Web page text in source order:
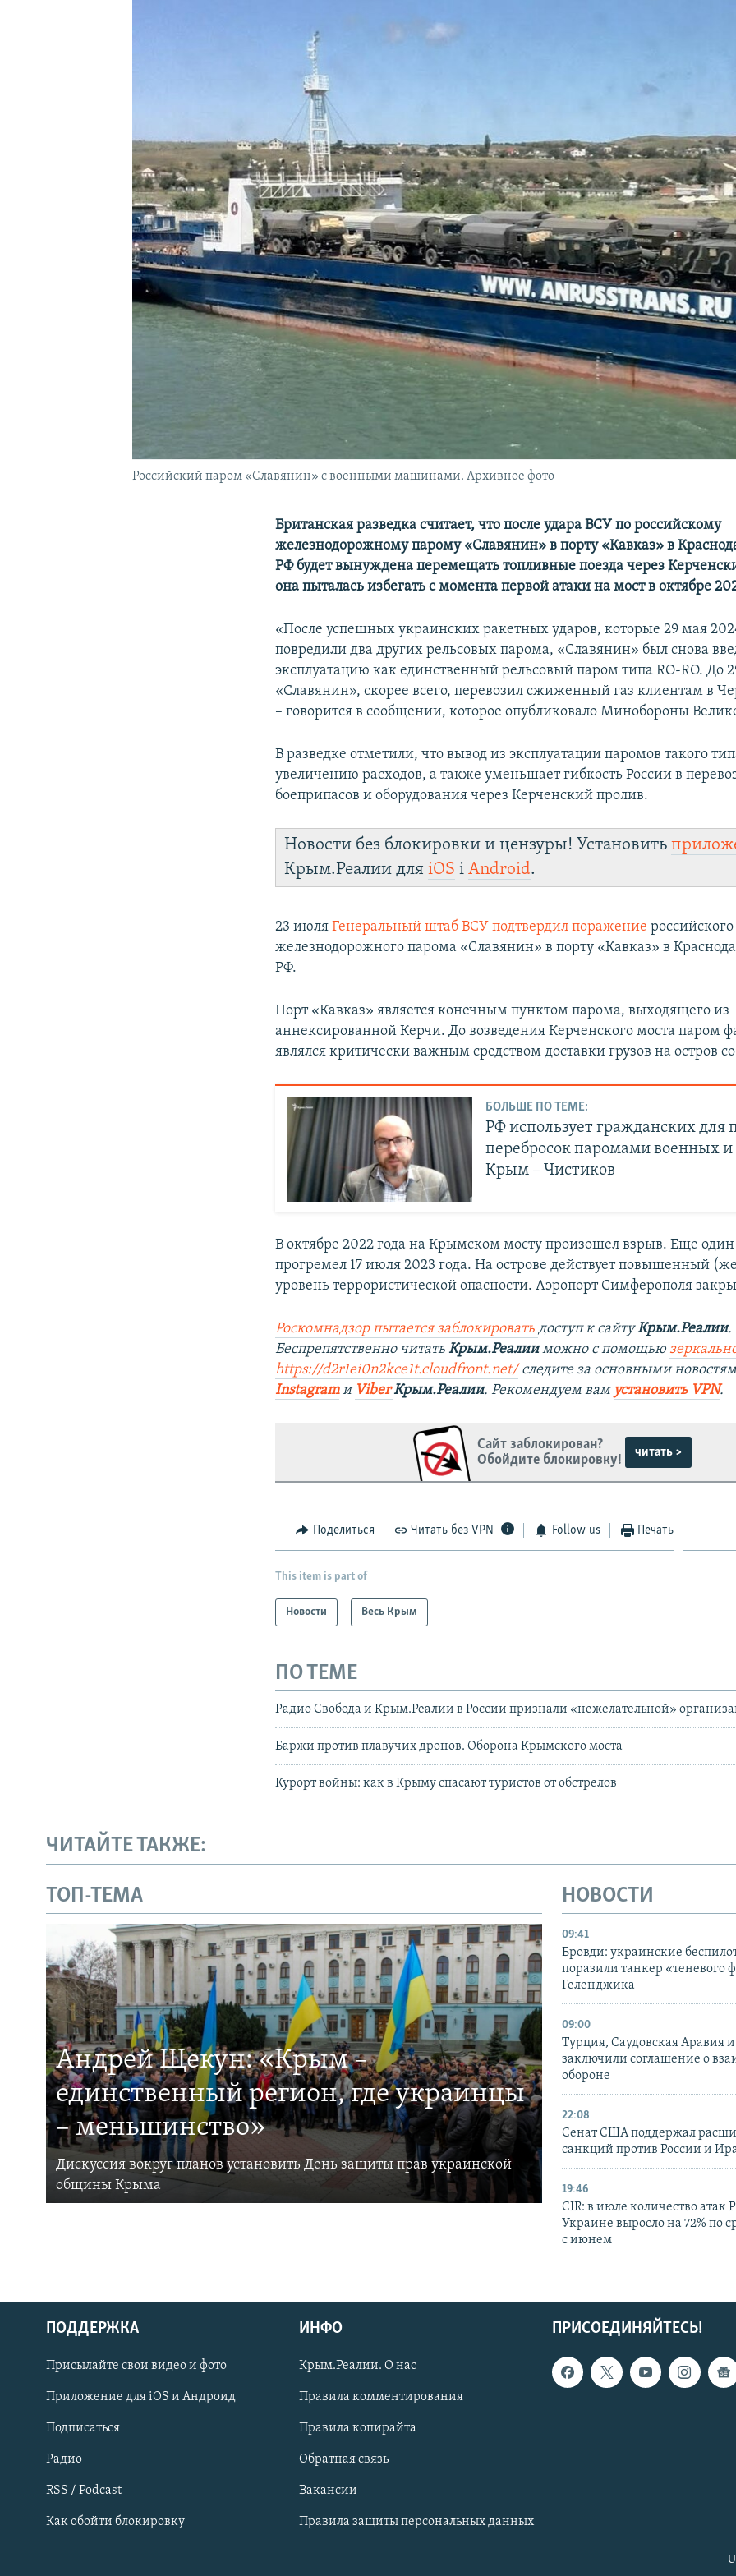
Українською
Qırımtatar
ПРИСОЕДИНЯЙТЕСЬ!
Российский паром «Славянин» с военными машинами. Архивное фото
Британская разведка считает, что после удара ВСУ по российскому
железнодорожному парому «Славянин» в порту «Кавказ» в
РФ будет вынуждена перемещать топливные поезда через
она пыталась избегать с момента первой атаки на мост в октябре
«После успешных украинских ракетных ударов, которые 29 мая
повредили два других рельсовых парома, «Славянин» был снова
эксплуатацию как единственный рельсовый паром типа RO-RO. До
«Славянин», скорее всего, перевозил сжиженный газ клиентам в
– говорится в сообщении, которое опубликовало Минобороны
В разведке отметили, что вывод из эксплуатации паромов такого
увеличению расходов, а также уменьшает гибкость России в
боеприпасов и оборудования через Керченский пролив.
Новости без блокировки и цензуры! Установить
Крым.Реалии дляiOS іAndroid.
23 июляГенеральный штаб ВСУ подтвердил поражение российского
железнодорожного парома «Славянин» в порту «Кавказ» в
РФ.
Порт «Кавказ» является конечным пунктом парома, выходящего из
аннексированной Керчи. До возведения Керченского моста паром
являлся критически важным средством доставки грузов на остров
БОЛЬШЕ ПО ТЕМЕ:
РФ использует гражданских для
перебросок паромами военных и
Крым – Чистиков
В октябре 2022 года на Крымском мосту произошел взрыв. Еще
прогремел 17 июля 2023 года. На острове действует повышенный
уровень террористической опасности. Аэропорт Симферополя
Роскомнадзор пытается заблокировать доступ к сайтуКрым.Реалии.
Беспрепятственно читатьКрым.Реалииможно с помощью
https://d2r1ei0n2kce1t.cloudfront.net/следите за основными
Instagramи Viber Крым.Реалии. Рекомендуем вам установить VPN.
Сайт заблокирован?
Обойдите блокировку!
читать >
Поделиться Читать без VPN Follow us Печать
This item is part of
Новости Весь Крым
ПО ТЕМЕ
Радио Свобода и Крым.Реалии в России признали «нежелательной»
Баржи против плавучих дронов. Оборона Крымского моста
Курорт войны: как в Крыму спасают туристов от обстрелов
ЧИТАЙТЕ ТАКЖЕ:
ТОП-ТЕМА
Андрей Щекун: «Крым –
единственный регион, где украинцы
– меньшинство»
Дискуссия вокруг планов установить День защиты прав украинской
общины Крыма
НОВОСТИ
09:41
Бровди: украинские
поразили танкер «теневого
Геленджика
09:00
Турция, Саудовская Аравия
заключили соглашение о
обороне
22:08
Сенат США поддержал
санкций против России и
19:46
CIR: в июле количество атак
Украине выросло на 72% по
с июнем
ПРИСОЕДИНЯЙТЕСЬ!
ПОДДЕРЖКА
Присылайте свои видео и фото
Приложение для iOS и Андроид
Подписаться
Радио
RSS / Podcast
Как обойти блокировку
ИНФО
Крым.Реалии. О нас
Правила комментирования
Правила копирайта
Обратная связь
Вакансии
Правила защиты персональных данных